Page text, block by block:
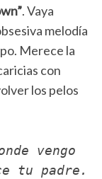
. Vaya
melodía
Merece la
con
los pelos
vengo
tu padre.